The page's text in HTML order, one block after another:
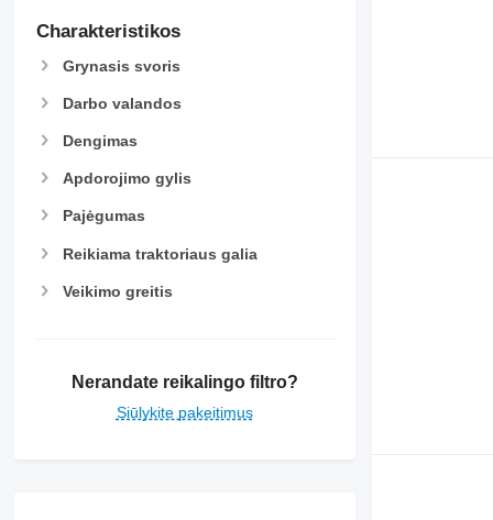
Charakteristikos
Grynasis svoris
Darbo valandos
Dengimas
Apdorojimo gylis
Pajėgumas
Reikiama traktoriaus galia
Veikimo greitis
Nerandate reikalingo filtro?
Siūlykite pakeitimus